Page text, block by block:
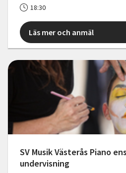
18:30
Läs mer och anmäl
SV Musik Västerås Piano
undervisning